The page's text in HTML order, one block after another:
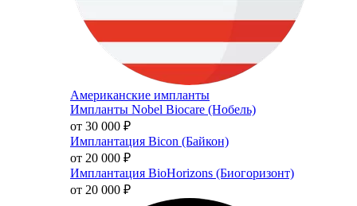
Американские импланты
Импланты Nobel Biocare (Нобель)
от 30 000 ₽
Имплантация Bicon (Байкон)
от 20 000 ₽
Имплантация BioHorizons (Биогоризонт)
от 20 000 ₽